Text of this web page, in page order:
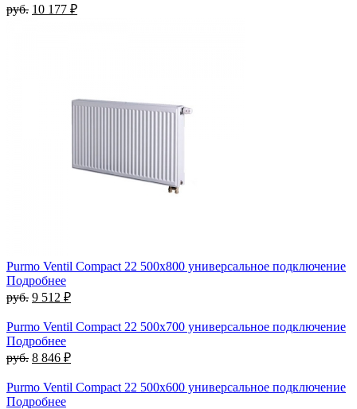
руб. 10 177 ₽
Purmo Ventil Compact 22 500х800 универсальное подключение
Подробнее
руб. 9 512 ₽
Purmo Ventil Compact 22 500х700 универсальное подключение
Подробнее
руб. 8 846 ₽
Purmo Ventil Compact 22 500х600 универсальное подключение
Подробнее